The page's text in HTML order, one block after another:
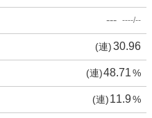
--- ----/--
(連)30.96
(連)48.71%
(連)11.9%